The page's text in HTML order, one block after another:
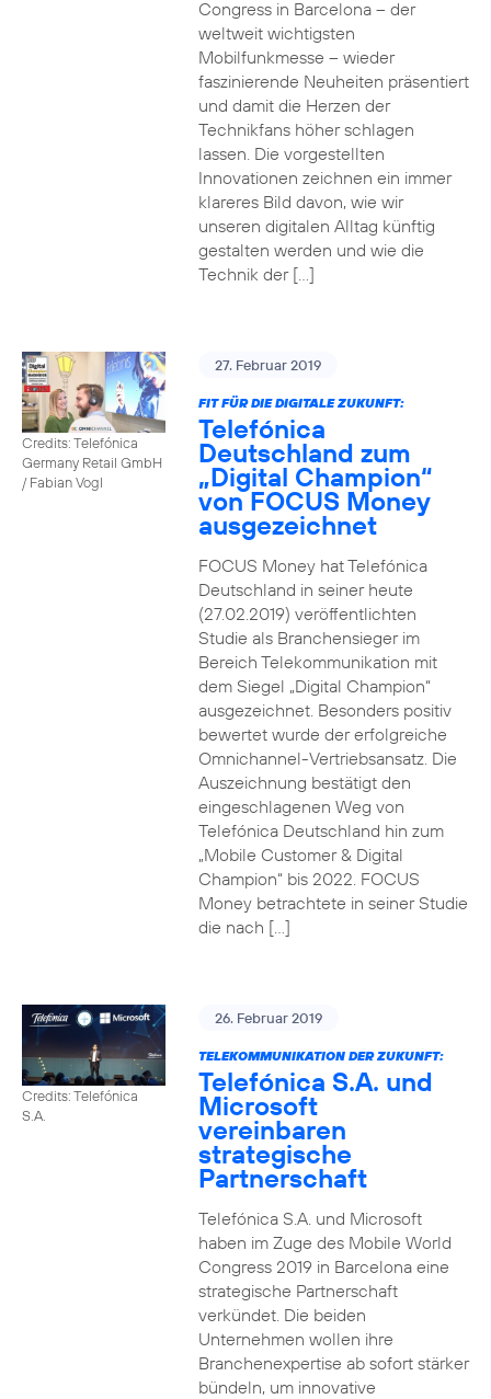
Congress in Barcelona – der
weltweit wichtigsten
Mobilfunkmesse – wieder
faszinierende Neuheiten präsentiert
und damit die Herzen der
Technikfans höher schlagen
lassen. Die vorgestellten
Innovationen zeichnen ein immer
klareres Bild davon, wie wir
unseren digitalen Alltag künftig
gestalten werden und wie die
Technik der […]
Credits: Telefónica
Germany Retail GmbH
/ Fabian Vogl
27. Februar 2019
FIT FÜR DIE DIGITALE ZUKUNFT:
Telefónica
Deutschland zum
„Digital Champion“
von FOCUS Money
ausgezeichnet
FOCUS Money hat Telefónica
Deutschland in seiner heute
(27.02.2019) veröffentlichten
Studie als Branchensieger im
Bereich Telekommunikation mit
dem Siegel „Digital Champion“
ausgezeichnet. Besonders positiv
bewertet wurde der erfolgreiche
Omnichannel-Vertriebsansatz. Die
Auszeichnung bestätigt den
eingeschlagenen Weg von
Telefónica Deutschland hin zum
„Mobile Customer & Digital
Champion“ bis 2022. FOCUS
Money betrachtete in seiner Studie
die nach […]
Credits: Telefónica
S.A.
26. Februar 2019
TELEKOMMUNIKATION DER ZUKUNFT:
Telefónica S.A. und
Microsoft
vereinbaren
strategische
Partnerschaft
Telefónica S.A. und Microsoft
haben im Zuge des Mobile World
Congress 2019 in Barcelona eine
strategische Partnerschaft
verkündet. Die beiden
Unternehmen wollen ihre
Branchenexpertise ab sofort stärker
bündeln, um innovative